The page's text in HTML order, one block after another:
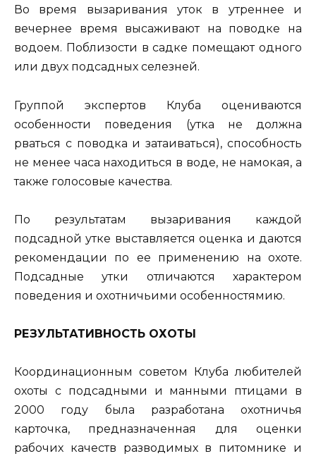
Во время вызаривания уток в утреннее и
вечернее время высаживают на поводке на
водоем. Поблизости в садке помещают одного
или двух подсадных селезней.
Группой экспертов Клуба оцениваются
особенности поведения (утка не должна
рваться с поводка и затаиваться), способность
не менее часа находиться в воде, не намокая, а
также голосовые качества.
По результатам вызаривания каждой
подсадной утке выставляется оценка и даются
рекомендации по ее применению на охоте.
Подсадные утки отличаются характером
поведения и охотничьими особенностямию.
РЕЗУЛЬТАТИВНОСТЬ ОХОТЫ
Координационным советом Клуба любителей
охоты с подсадными и манными птицами в
2000 году была разработана охотничья
карточка, предназначенная для оценки
рабочих качеств разводимых в питомнике и